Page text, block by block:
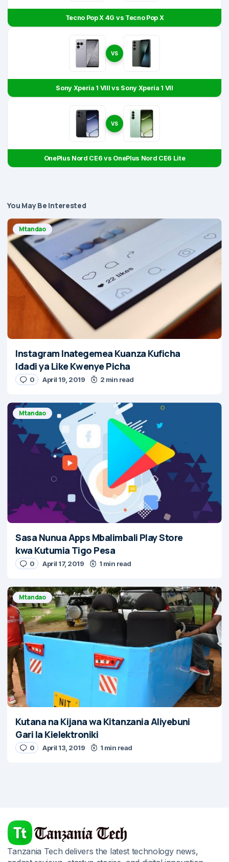
Tecno Pop X 4G vs Tecno Pop X
VS
Sony Xperia 1 VIII vs Sony Xperia 1 VII
VS
OnePlus Nord CE6 vs OnePlus Nord CE6 Lite
You May Be Interested
Mtandao
Instagram Inategemea Kuanza Kuficha
Idadi ya Like Kwenye Picha
0 April 19, 2019 2 min read
Mtandao
Sasa Nunua Apps Mbalimbali Play Store
kwa Kutumia Tigo Pesa
0 April 17, 2019 1 min read
Mtandao
Kutana na Kijana wa Kitanzania Aliyebuni
Gari la Kielektroniki
0 April 13, 2019 1 min read
Tanzania Tech delivers the latest technology news,